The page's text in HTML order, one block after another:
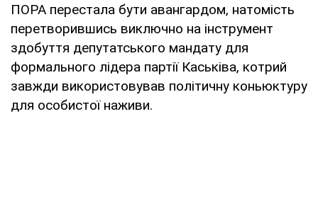
ПОРА перестала бути авангардом, натомість
перетворившись виключно на інструмент
здобуття депутатського мандату для
формального лідера партії Каськіва, котрий
завжди використовував політичну коньюктуру
для особистої наживи.